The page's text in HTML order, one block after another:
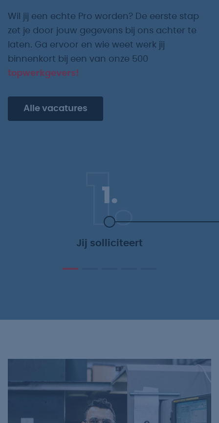
Wil jij een echte Pro worden? De eerste stap
zet je door jouw gegevens bij ons achter te
laten. Ga ervoor en wie weet werk jij
binnenkort bij een van onze 500
topwerkgevers!
Alle vacatures
1.
1.
Jij solliciteert